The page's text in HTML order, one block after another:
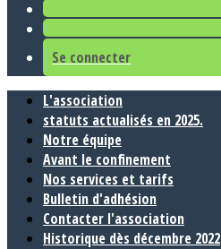
Se connecter
L'association
statuts actualisés en 2025.
Notre équipe
Avant le confinement
Nos services et tarifs
Bulletin d'adhésion
Contacter l'association
Historique dès décembre 2022